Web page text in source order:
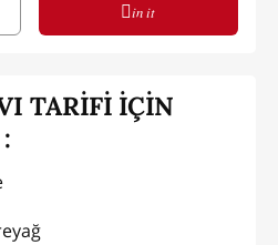
in it
TARİFİ İÇİN